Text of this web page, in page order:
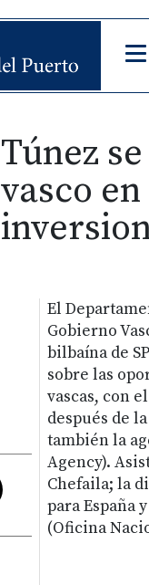
Túnez
vasco
El
Gobierno
bilbaína de
sobre las
vascas, con
después de
también la
Agency).
Chefaila; la
para España
(Oficina